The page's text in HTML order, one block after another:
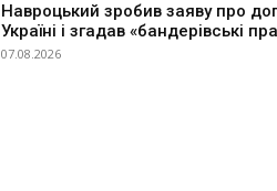
Навроцький зробив заяву про
Україні і згадав «бандерівські
07.08.2026